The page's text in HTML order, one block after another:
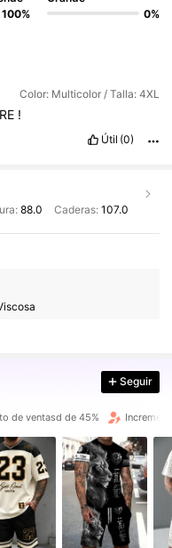
100%
0%
Color: Multicolor / Talla: 4XL
!
Útil (0)
88.0 Caderas: 107.0
Seguir
de ventasd de 45%